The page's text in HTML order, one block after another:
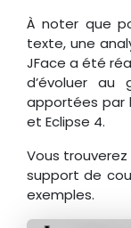
À noter que
texte, une
JFace a été
d’évoluer au
apportées par
et Eclipse 4.
Vous
support de
exemples.